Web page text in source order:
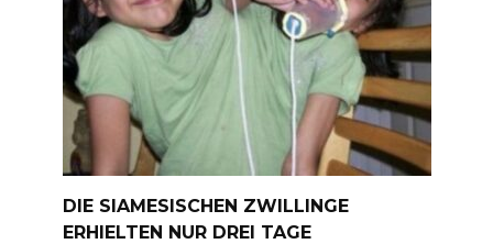
DIE SIAMESISCHEN ZWILLINGE
ERHIELTEN NUR DREI TAGE